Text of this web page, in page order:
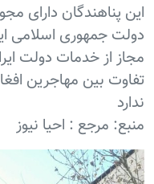
دولت جمهوری اسلامی
مجاز از خدمات دولت
تفاوت بین مهاجرین
ندارد
منبع: مرجع : احیا نیوز